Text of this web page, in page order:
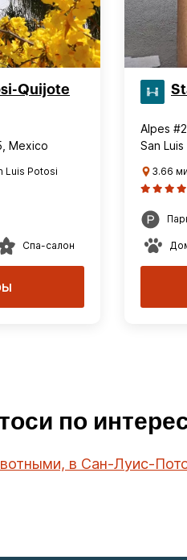
Quijote
Mexico
Luis Potosi
Спа-салон
Alpes
San
3.66
по
в Сан-Луис-